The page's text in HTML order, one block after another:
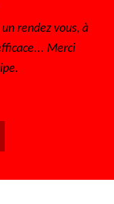
et prix